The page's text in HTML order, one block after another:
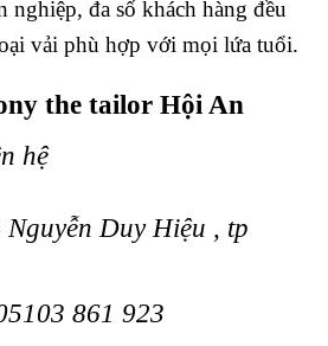
nghiệp, đa số khách hàng đều
vải phù hợp với mọi lứa tuổi.
the tailor Hội An
hệ
Duy Hiệu , tp
861 923